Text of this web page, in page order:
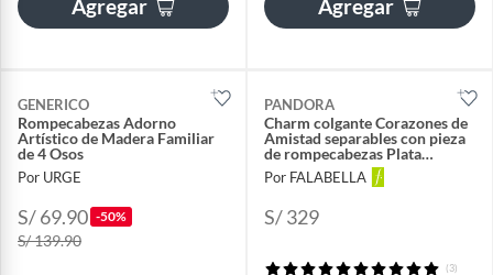
Agregar Agregar
GENERICO
Rompecabezas Adorno
Artístico de Madera Familiar
de 4 Osos
Por URGE
S/ 69.90 -50%
S/ 139.90
PANDORA
Charm colgante Corazones de
Amistad separables con pieza
de rompecabezas Plata
Esterlina
Por FALABELLA
S/ 329
(3)